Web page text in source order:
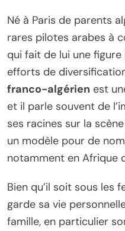
Né à Paris de parents
rares pilotes arabes à
qui fait de lui une
efforts de
franco-algérien est
et il parle souvent de
ses racines sur la
un modèle pour de
notamment en Afrique
Bien qu’il soit sous les
garde sa vie
famille, en particulier